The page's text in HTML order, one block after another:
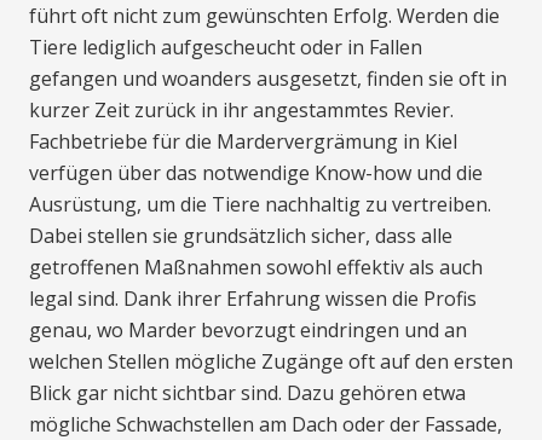
führt oft nicht zum gewünschten Erfolg. Werden die
Tiere lediglich aufgescheucht oder in Fallen
gefangen und woanders ausgesetzt, finden sie oft in
kurzer Zeit zurück in ihr angestammtes Revier.
Fachbetriebe für die Mardervergrämung in Kiel
verfügen über das notwendige Know-how und die
Ausrüstung, um die Tiere nachhaltig zu vertreiben.
Dabei stellen sie grundsätzlich sicher, dass alle
getroffenen Maßnahmen sowohl effektiv als auch
legal sind. Dank ihrer Erfahrung wissen die Profis
genau, wo Marder bevorzugt eindringen und an
welchen Stellen mögliche Zugänge oft auf den ersten
Blick gar nicht sichtbar sind. Dazu gehören etwa
mögliche Schwachstellen am Dach oder der Fassade,